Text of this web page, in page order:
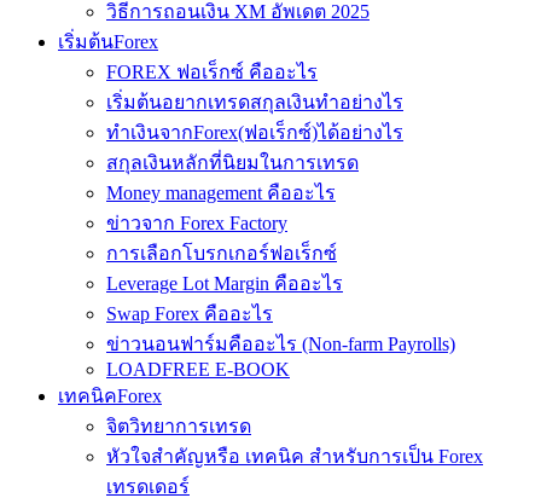
วิธีการถอนเงิน XM อัพเดต 2025
เริ่มต้นForex
FOREX ฟอเร็กซ์ คืออะไร
เริ่มต้นอยากเทรดสกุลเงินทำอย่างไร
ทำเงินจากForex(ฟอเร็กซ์)ได้อย่างไร
สกุลเงินหลักที่นิยมในการเทรด
Money management คืออะไร
ข่าวจาก Forex Factory
การเลือกโบรกเกอร์ฟอเร็กซ์
Leverage Lot Margin คืออะไร
Swap Forex คืออะไร
ข่าวนอนฟาร์มคืออะไร (Non-farm Payrolls)
LOADFREE E-BOOK
เทคนิคForex
จิตวิทยาการเทรด
หัวใจสำคัญหรือ เทคนิค สำหรับการเป็น Forex
เทรดเดอร์